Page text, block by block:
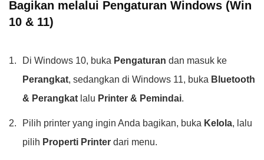
Bagikan melalui Pengaturan Windows (Win
10 & 11)
Di Windows 10, buka Pengaturan dan masuk ke
Perangkat, sedangkan di Windows 11, buka Bluetooth
& Perangkat lalu Printer & Pemindai.
Pilih printer yang ingin Anda bagikan, buka Kelola, lalu
pilih Properti Printer dari menu.